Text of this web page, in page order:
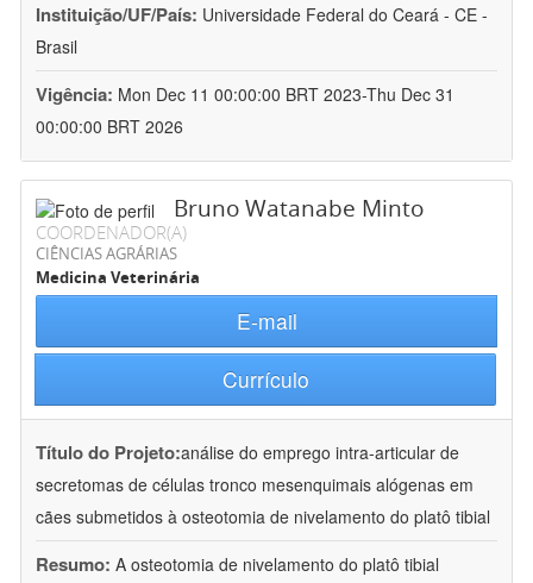
Instituição/UF/País: Universidade Federal do Ceará - CE -
Brasil
Vigência: Mon Dec 11 00:00:00 BRT 2023-Thu Dec 31
00:00:00 BRT 2026
Bruno Watanabe Minto
COORDENADOR(A)
CIÊNCIAS AGRÁRIAS
Medicina Veterinária
E-mail
Currículo
Título do Projeto:análise do emprego intra-articular de
secretomas de células tronco mesenquimais alógenas em
cães submetidos à osteotomia de nivelamento do platô tibial
Resumo: A osteotomia de nivelamento do platô tibial